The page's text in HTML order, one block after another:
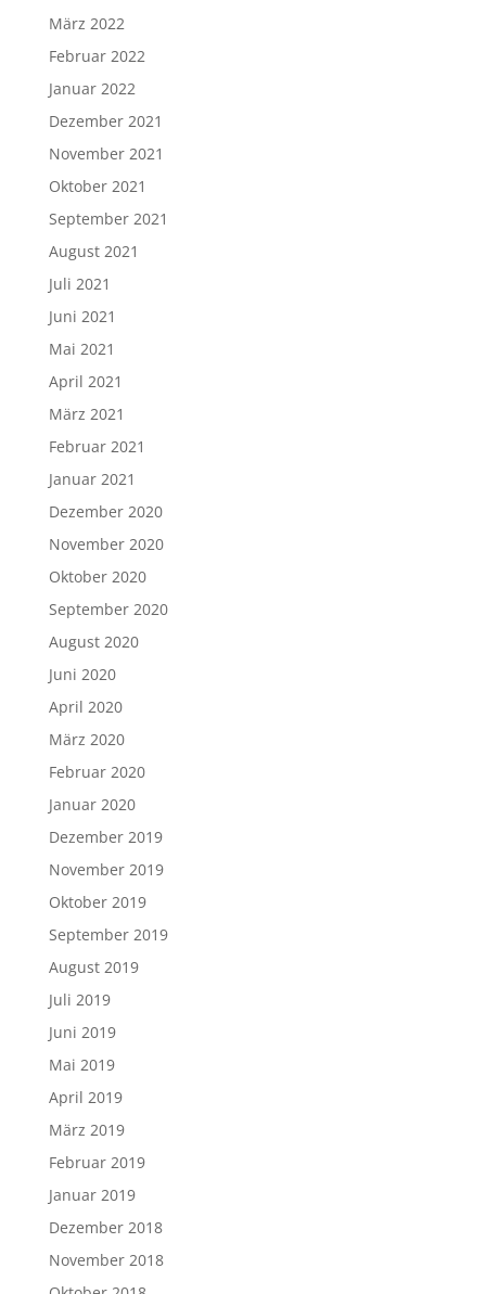
März 2022
Februar 2022
Januar 2022
Dezember 2021
November 2021
Oktober 2021
September 2021
August 2021
Juli 2021
Juni 2021
Mai 2021
April 2021
März 2021
Februar 2021
Januar 2021
Dezember 2020
November 2020
Oktober 2020
September 2020
August 2020
Juni 2020
April 2020
März 2020
Februar 2020
Januar 2020
Dezember 2019
November 2019
Oktober 2019
September 2019
August 2019
Juli 2019
Juni 2019
Mai 2019
April 2019
März 2019
Februar 2019
Januar 2019
Dezember 2018
November 2018